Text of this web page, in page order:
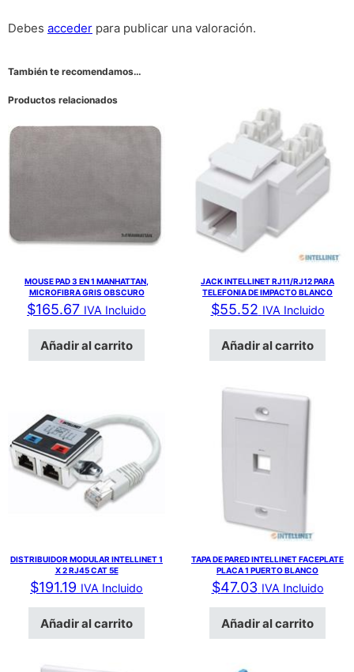
Debes acceder para publicar una valoración.
También te recomendamos…
Productos relacionados
MOUSE PAD 3 EN 1 MANHATTAN,
MICROFIBRA GRIS OBSCURO
$165.67 IVA Incluido
Añadir al carrito
JACK INTELLINET RJ11/RJ12 PARA
TELEFONIA DE IMPACTO BLANCO
$55.52 IVA Incluido
Añadir al carrito
DISTRIBUIDOR MODULAR INTELLINET 1
X 2 RJ45 CAT 5E
$191.19 IVA Incluido
Añadir al carrito
TAPA DE PARED INTELLINET FACEPLATE
PLACA 1 PUERTO BLANCO
$47.03 IVA Incluido
Añadir al carrito